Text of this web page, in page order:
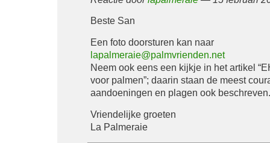
Beste San
Een foto doorsturen kan naar
lapalmeraie@palmvrienden.net
Neem ook eens een kijkje in het artikel
voor palmen”; daarin staan de meest
aandoeningen en plagen ook beschreven.
Vriendelijke groeten
La Palmeraie